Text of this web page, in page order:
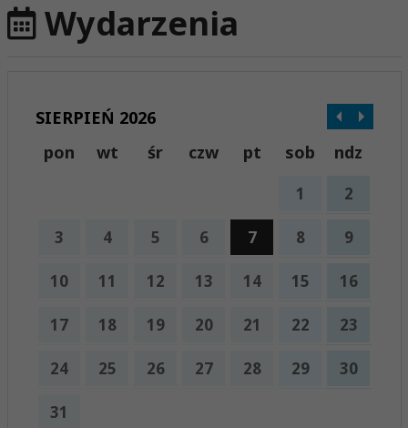
Wydarzenia
SIERPIEŃ 2026
pon
wt śr czw pt sob ndz
1 2
3 4 5 6 7 8 9
10 11 12 13 14 15 16
17 18 19 20 21 22 23
24 25 26 27 28 29 30
31